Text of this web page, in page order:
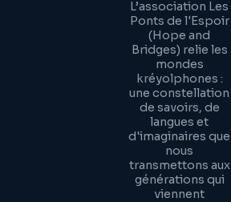
L’association Les
Ponts de l'Espoir
(Hope and
Bridges) relie les
mondes
kréyolphones :
une constellation
de savoirs, de
langues et
d'imaginaires que
nous
transmettons aux
générations qui
viennent